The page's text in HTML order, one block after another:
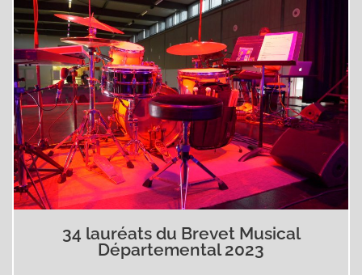
34 lauréats du Brevet Musical
Départemental 2023